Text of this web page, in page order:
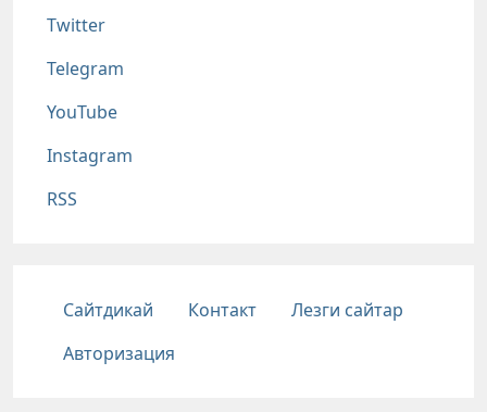
Twitter
Telegram
YouTube
Instagram
RSS
Подвал
Сайтдикай Контакт
Лезги сайтар
Авторизация